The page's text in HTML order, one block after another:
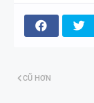
CŨ HƠN